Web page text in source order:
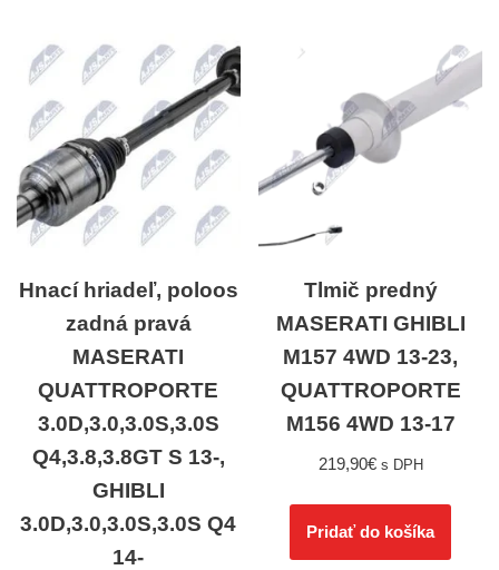
Hnací hriadeľ, poloos
zadná pravá
MASERATI
QUATTROPORTE
3.0D,3.0,3.0S,3.0S
Q4,3.8,3.8GT S 13-,
GHIBLI
3.0D,3.0,3.0S,3.0S Q4
14-
Tlmič predný
MASERATI GHIBLI
M157 4WD 13-23,
QUATTROPORTE
M156 4WD 13-17
219,90€ s DPH
Pridať do košíka